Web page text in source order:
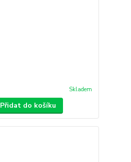
Skladem
Přidat do košíku